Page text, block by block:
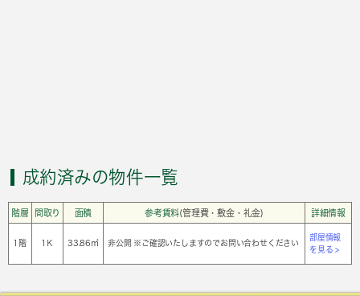
成約済みの物件一覧
階層 間取り 面積 参考賃料(管理費・敷金・礼金) 詳細情報
1階 1Ｋ 33.86㎡ 非公開 ※ご確認いたしますのでお問い合わせください
部屋情報
を見る >